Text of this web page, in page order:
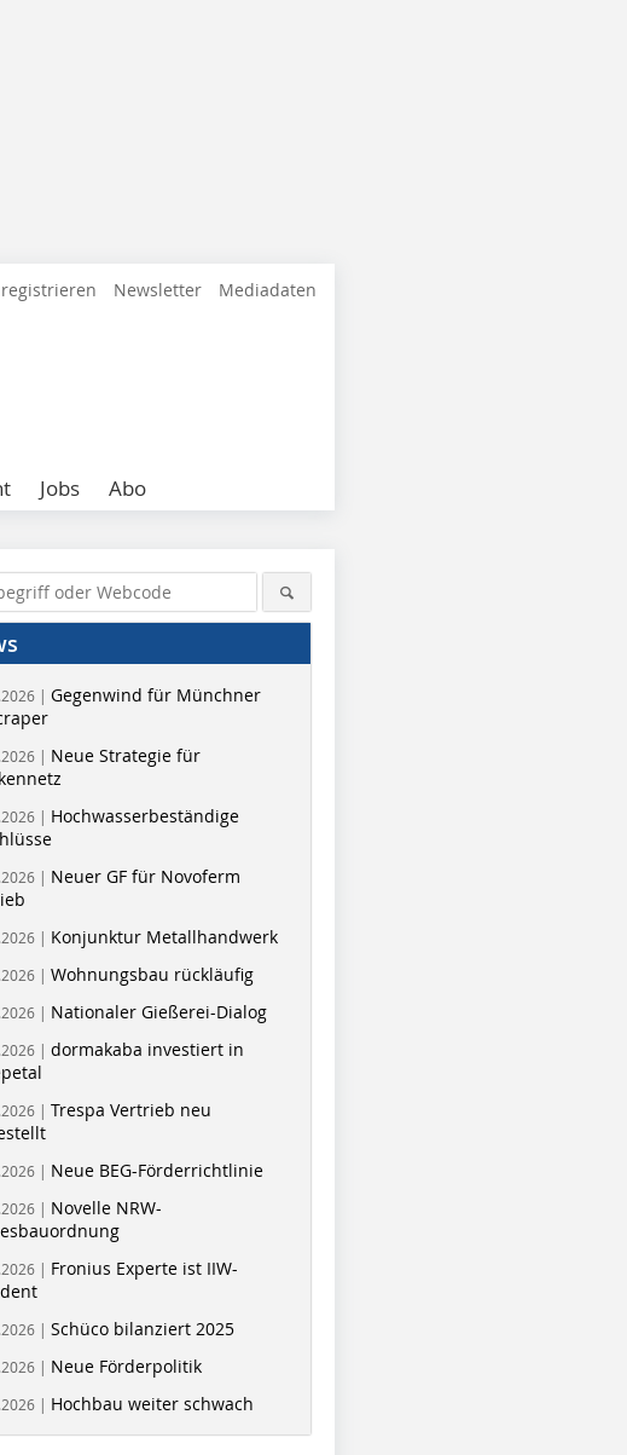
registrieren Newsletter Mediadaten
Jobs Abo
| Gegenwind für Münchner
| Neue Strategie für
| Hochwasserbeständige
| Neuer GF für Novoferm
| Konjunktur Metallhandwerk
| Wohnungsbau rückläufig
| Nationaler Gießerei-Dialog
| dormakaba investiert in
| Trespa Vertrieb neu
| Neue BEG-Förderrichtlinie
| Novelle NRW-
| Fronius Experte ist IIW-
| Schüco bilanziert 2025
| Neue Förderpolitik
| Hochbau weiter schwach